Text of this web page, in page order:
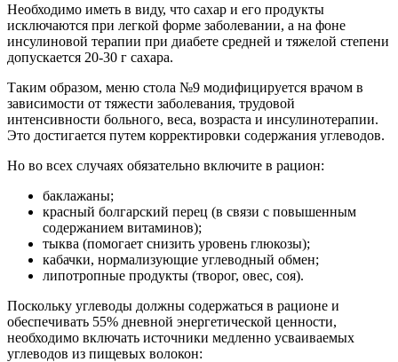
Необходимо иметь в виду, что сахар и его продукты
исключаются при легкой форме заболевании, а на фоне
инсулиновой терапии при диабете средней и тяжелой степени
допускается 20-30 г сахара.
Таким образом, меню стола №9 модифицируется врачом в
зависимости от тяжести заболевания, трудовой
интенсивности больного, веса, возраста и инсулинотерапии.
Это достигается путем корректировки содержания углеводов.
Но во всех случаях обязательно включите в рацион:
баклажаны;
красный болгарский перец (в связи с повышенным
содержанием витаминов);
тыква (помогает снизить уровень глюкозы);
кабачки, нормализующие углеводный обмен;
липотропные продукты (творог, овес, соя).
Поскольку углеводы должны содержаться в рационе и
обеспечивать 55% дневной энергетической ценности,
необходимо включать источники медленно усваиваемых
углеводов из пищевых волокон: